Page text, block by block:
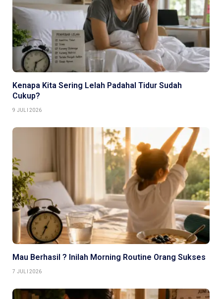
Kenapa Kita Sering Lelah Padahal Tidur Sudah
Cukup?
9 JULI 2026
Mau Berhasil ? Inilah Morning Routine Orang Sukses
7 JULI 2026